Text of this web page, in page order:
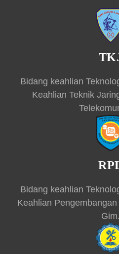
Bidang keahlian
Keahlian Teknik
Bidang keahlian
Keahlian
Gim.